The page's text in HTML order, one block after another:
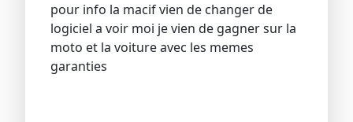
pour info la macif vien de changer de
logiciel a voir moi je vien de gagner sur la
moto et la voiture avec les memes
garanties